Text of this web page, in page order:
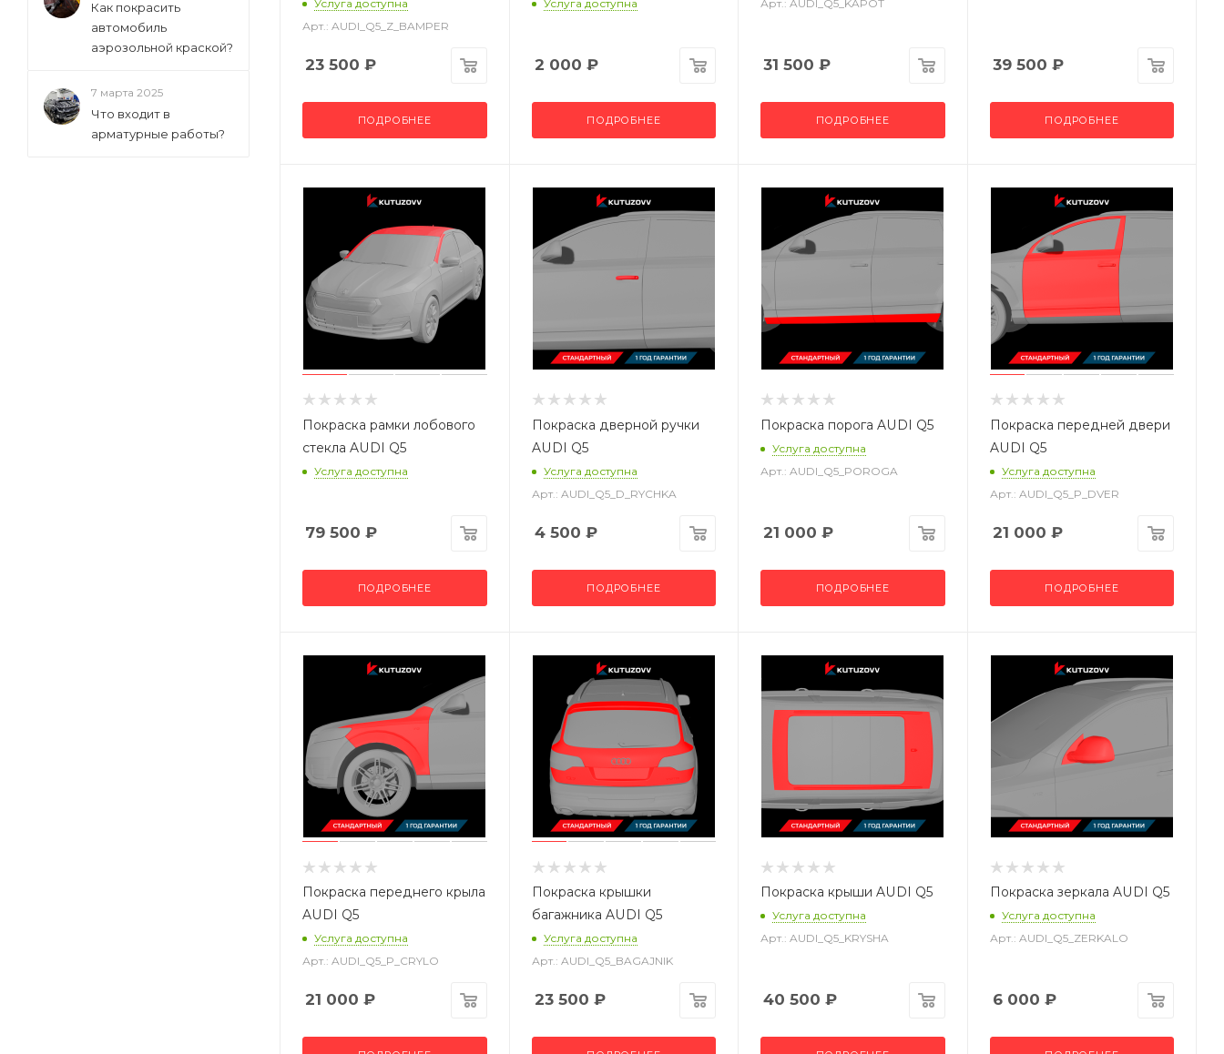
Услуга доступна
Арт.: AUDI_Q5_Z_BAMPER
23 500 ₽
ПОДРОБНЕЕ
Услуга доступна
2 000 ₽
ПОДРОБНЕЕ
Арт.: AUDI_Q5_KAPOT
31 500 ₽
ПОДРОБНЕЕ
39 500 ₽
ПОДРОБНЕЕ
Покраска рамки лобового
стекла AUDI Q5
Услуга доступна
79 500 ₽
ПОДРОБНЕЕ
Покраска дверной ручки
AUDI Q5
Услуга доступна
Арт.: AUDI_Q5_D_RYCHKA
4 500 ₽
ПОДРОБНЕЕ
Покраска порога AUDI Q5
Услуга доступна
Арт.: AUDI_Q5_POROGA
21 000 ₽
ПОДРОБНЕЕ
Покраска передней двери
AUDI Q5
Услуга доступна
Арт.: AUDI_Q5_P_DVER
21 000 ₽
ПОДРОБНЕЕ
Покраска переднего крыла
AUDI Q5
Услуга доступна
Арт.: AUDI_Q5_P_CRYLO
21 000 ₽
Покраска крышки
багажника AUDI Q5
Услуга доступна
Арт.: AUDI_Q5_BAGAJNIK
23 500 ₽
Покраска крыши AUDI Q5
Услуга доступна
Арт.: AUDI_Q5_KRYSHA
40 500 ₽
Покраска зеркала AUDI Q5
Услуга доступна
Арт.: AUDI_Q5_ZERKALO
6 000 ₽
Как покрасить
автомобиль
аэрозольной краской?
7 марта 2025
Что входит в
арматурные работы?